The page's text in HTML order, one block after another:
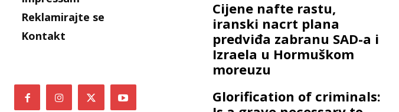
Reklamirajte se
Kontakt
Cijene nafte rastu,
iranski nacrt plana
predviđa zabranu SAD-a i
Izraela u Hormuškom
moreuzu
Glorification of criminals: